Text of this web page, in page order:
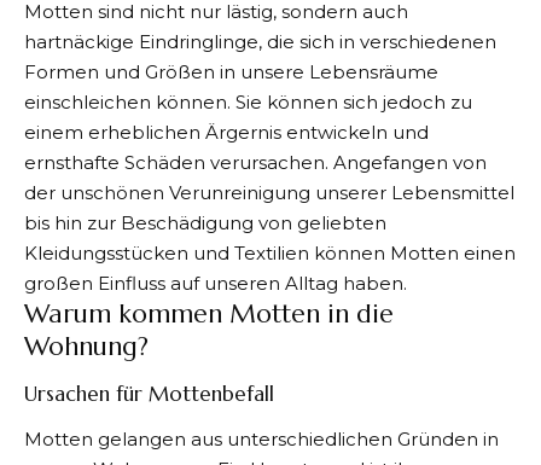
Motten sind nicht nur lästig, sondern auch
hartnäckige Eindringlinge, die sich in verschiedenen
Formen und Größen in unsere Lebensräume
einschleichen können. Sie können sich jedoch zu
einem erheblichen Ärgernis entwickeln und
ernsthafte Schäden verursachen. Angefangen von
der unschönen Verunreinigung unserer Lebensmittel
bis hin zur Beschädigung von geliebten
Kleidungsstücken und Textilien können Motten einen
großen Einfluss auf unseren Alltag haben.
Warum kommen Motten in die
Wohnung?
Ursachen für Mottenbefall
Motten gelangen aus unterschiedlichen Gründen in